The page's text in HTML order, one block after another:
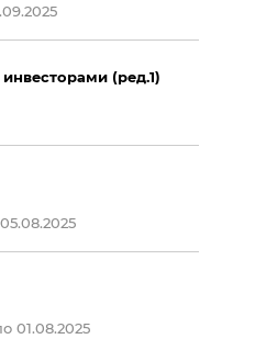
(ред.1)
01.08.2025